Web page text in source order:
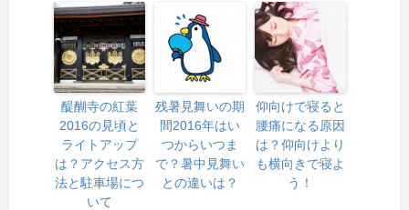
醍醐寺の紅葉
2016の見頃と
ライトアップ
は？アクセス方
法と駐車場につ
いて
残暑見舞いの期
間2016年はい
つからいつま
で？暑中見舞い
との違いは？
仰向けで寝ると
腰痛になる原因
は？仰向けより
も横向きで寝よ
う！